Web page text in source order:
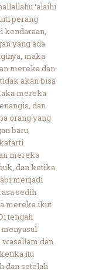
‘alaihi
perang
kendaraan,
yang ada
maka
mereka dan
akan bisa
mereka
dan
orang yang
baru,
mereka
dan ketika
menjadi
sedih
mereka ikut
tengah
wasallam dan
itu
dan setelah